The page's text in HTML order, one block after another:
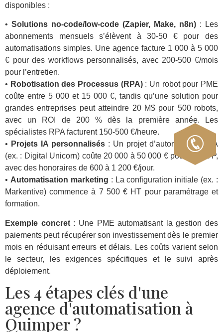
disponibles :
• Solutions no-code/low-code (Zapier, Make, n8n) : Les
abonnements mensuels s’élèvent à 30-50 € pour des
automatisations simples. Une agence facture 1 000 à 5 000
€ pour des workflows personnalisés, avec 200-500 €/mois
pour l’entretien.
• Robotisation des Processus (RPA): Un robot pour PME
coûte entre 5 000 et 15 000 €, tandis qu’une solution pour
grandes entreprises peut atteindre 20 M$ pour 500 robots,
avec un ROI de 200 % dès la première année. Les
spécialistes RPA facturent 150-500 €/heure.
• Projets IA personnalisés : Un projet d’automatisation IA
(ex. : Digital Unicorn) coûte 20 000 à 50 000 € pour un MVP,
avec des honoraires de 600 à 1 200 €/jour.
• Automatisation marketing : La configuration initiale (ex. :
Markentive) commence à 7 500 € HT pour paramétrage et
formation.
Exemple concret: Une PME automatisant la gestion des
paiements peut récupérer son investissement dès le premier
mois en réduisant erreurs et délais. Les coûts varient selon
le secteur, les exigences spécifiques et le suivi après
déploiement.
Les 4 étapes clés d'une
agence d'automatisation à
Quimper ?